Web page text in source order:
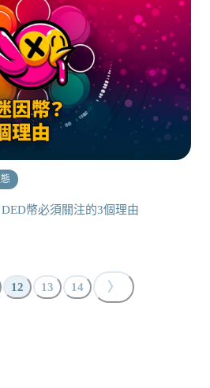
幣必須關注的3個理由
12 13 14 〉